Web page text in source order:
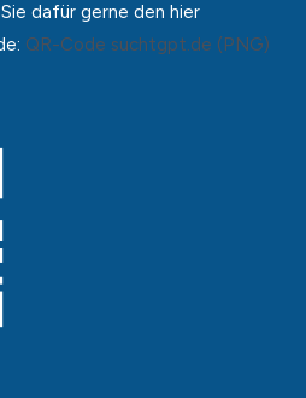
dafür gerne den hier
QR-Code suchtgpt.de (PNG)